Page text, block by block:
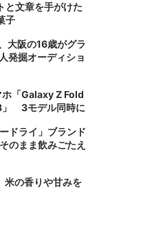
と文章を手がけた
子
大阪の16歳がグラ
掘オーディショ
「Galaxy Z Fold
3モデル同時に
ドライ」ブランド
のまま飲みごたえ
の香りや甘みを